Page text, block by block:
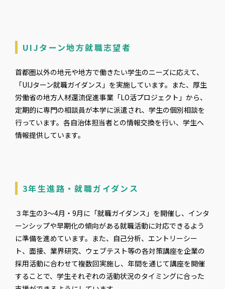
UIJターン地方就職志望者
首都圏以外の地元や地方で働きたい学生のニーズに応えて、
「UIJターン就職ガイダンス」を実施しています。また、厚生
労働省の地方人材還流促進事業「LO活プロジェクト」から、
定期的に専門の相談員が本学に派遣され、学生の個別相談を
行っています。各自治体担当者との情報交換を行い、学生へ
情報提供しています。
3年生進路・就職ガイダンス
３年生の3〜4月・9月に「就職ガイダンス」を開催し、インタ
ーンシップや早期化の傾向がある就職活動に対応できるよう
に準備を進めています。また、自己分析、エントリーシー
ト、面接、業界研究、ウェブテスト等の各対策講座を企業の
採用活動に合わせて複数回実施し、年間を通じて講座を開催
することで、学生それぞれの活動状況のタイミングに合った